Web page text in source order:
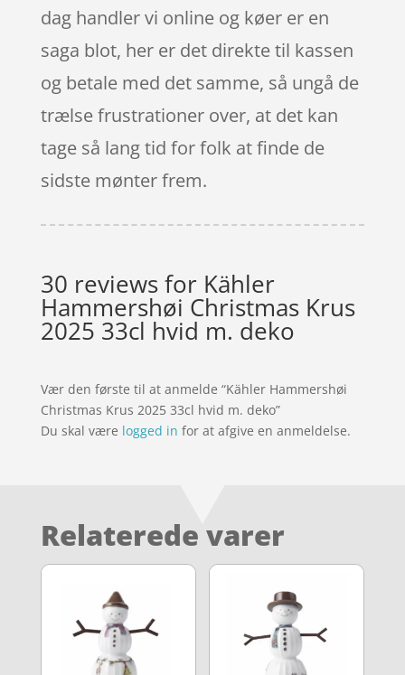
dag handler vi online og køer er en
saga blot, her er det direkte til kassen
og betale med det samme, så ungå de
trælse frustrationer over, at det kan
tage så lang tid for folk at finde de
sidste mønter frem.
30 reviews for Kähler
Hammershøi Christmas Krus
2025 33cl hvid m. deko
Vær den første til at anmelde “Kähler Hammershøi
Christmas Krus 2025 33cl hvid m. deko”
Du skal være logged in for at afgive en anmeldelse.
Relaterede varer